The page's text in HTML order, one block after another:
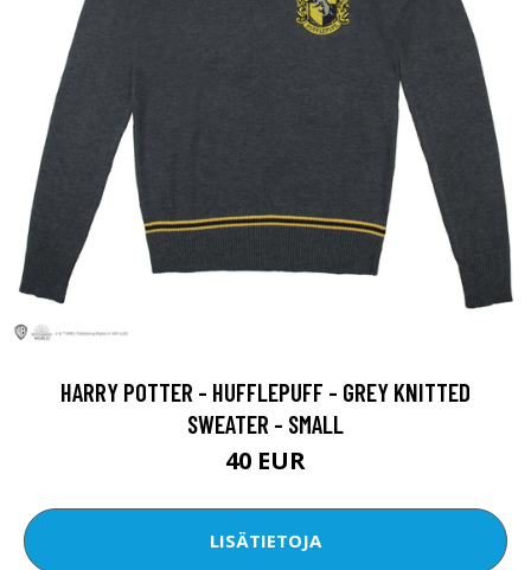
HARRY POTTER - HUFFLEPUFF - GREY KNITTED
SWEATER - SMALL
40 EUR
LISÄTIETOJA